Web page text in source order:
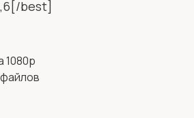
best]
1080p